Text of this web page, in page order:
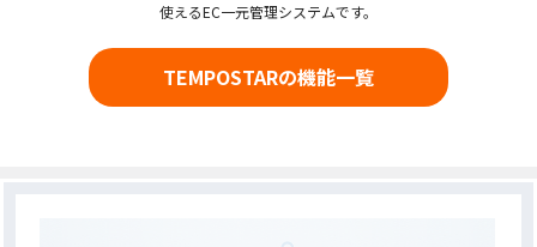
使えるEC一元管理システムです。
TEMPOSTARの機能一覧